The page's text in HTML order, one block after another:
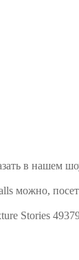
в нашем
можно,
Stories